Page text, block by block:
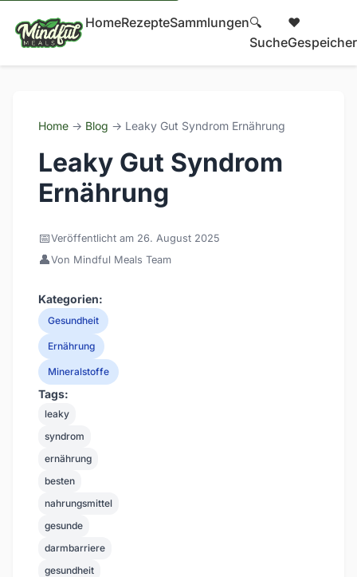
HomeRezepteSammlungen🔍
Suche
❤️
Home → Blog → Leaky Gut Syndrom Ernährung
Leaky Gut Syndrom
Ernährung
📅Veröffentlicht am 26. August 2025
👤Von Mindful Meals Team
Kategorien:
Gesundheit
Ernährung
Mineralstoffe
Tags:
leaky
syndrom
ernährung
besten
nahrungsmittel
gesunde
darmbarriere
gesundheit